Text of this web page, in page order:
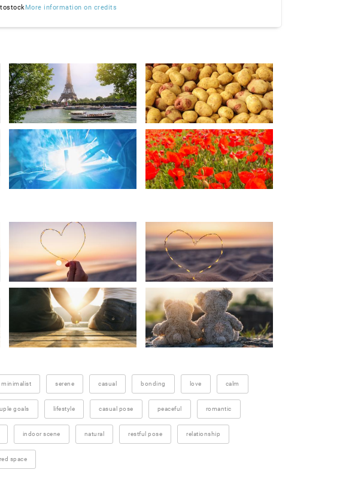
More information on credits
minimalist serene casual bonding love calm
goals lifestyle casual pose peaceful romantic
indoor scene natural restful pose relationship
space